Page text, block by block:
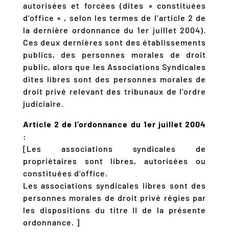
autorisées et forcées (dites » constituées
d’office « , selon les termes de l’article 2 de
la dernière ordonnance du 1er juillet 2004).
Ces deux dernières sont des établissements
publics, des personnes morales de droit
public, alors que les Associations Syndicales
dites libres sont des personnes morales de
droit privé relevant des tribunaux de l’ordre
judiciaire.
Article 2 de l’ordonnance du 1er juillet 2004
:
[Les associations syndicales de
propriétaires sont libres, autorisées ou
constituées d’office.
Les associations syndicales libres sont des
personnes morales de droit privé régies par
les dispositions du titre II de la présente
ordonnance. ]